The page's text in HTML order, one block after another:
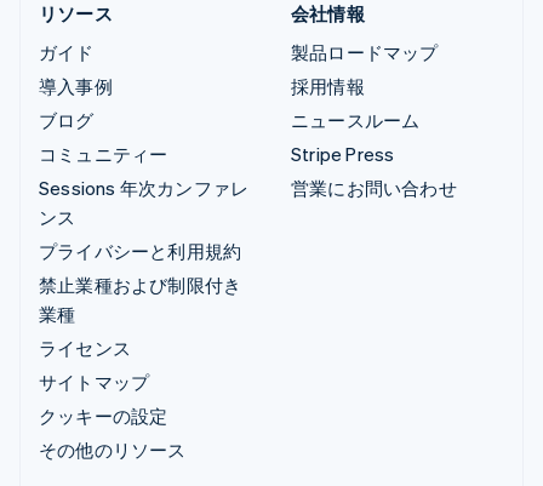
リソース
ガイド
導入事例
ブログ
コミュニティー
Sessions 年次カンファレ
ンス
プライバシーと利用規約
禁止業種および制限付き
業種
ライセンス
サイトマップ
クッキーの設定
その他のリソース
会社情報
製品ロードマップ
採用情報
ニュースルーム
Stripe Press
営業にお問い合わせ